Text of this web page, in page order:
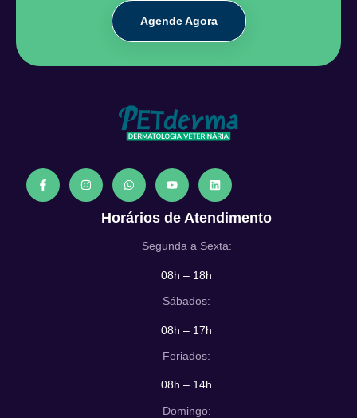
Agende Agora
Horários de Atendimento
Segunda a Sexta:
08h – 18h
Sábados:
08h – 17h
Feriados:
08h – 14h
Domingo: